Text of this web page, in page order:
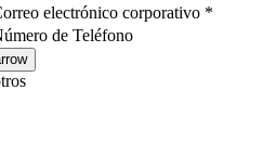
electrónico corporativo *
de Teléfono